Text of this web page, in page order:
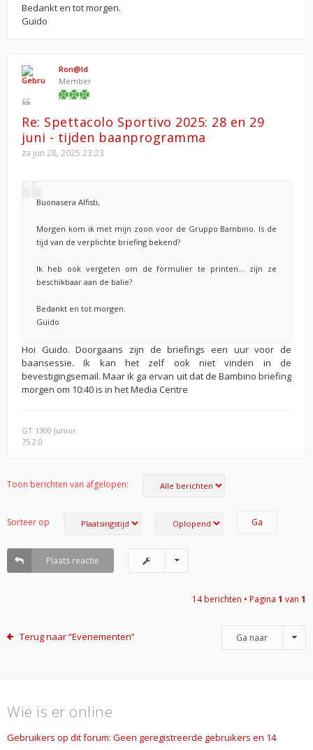
Bedankt en tot morgen.
Guido
Ron@ld
Member
Re: Spettacolo Sportivo 2025: 28 en 29
juni - tijden baanprogramma
za jun 28, 2025 23:23
Buonasera Alfisti,
Morgen kom ik met mijn zoon voor de Gruppo Bambino. Is de
tijd van de verplichte briefing bekend?
Ik heb ook vergeten om de formulier te printen... zijn ze
beschikbaar aan de balie?
Bedankt en tot morgen.
Guido
Hoi Guido. Doorgaans zijn de briefings een uur voor de
baansessie. Ik kan het zelf ook niet vinden in de
bevestigingsemail. Maar ik ga ervan uit dat de Bambino briefing
morgen om 10:40 is in het Media Centre
GT 1300 Junior
75 2.0
Toon berichten van afgelopen:
Sorteer op
Plaats reactie
14 berichten • Pagina 1 van 1
Terug naar “Evenementen” Ga naar
Wie is er online
Gebruikers op dit forum: Geen geregistreerde gebruikers en 14